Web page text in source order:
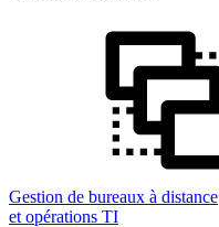
Gestion de bureaux à distance
et opérations TI